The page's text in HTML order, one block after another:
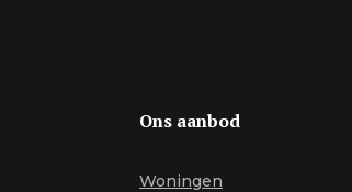
Ons aanbod
Woningen